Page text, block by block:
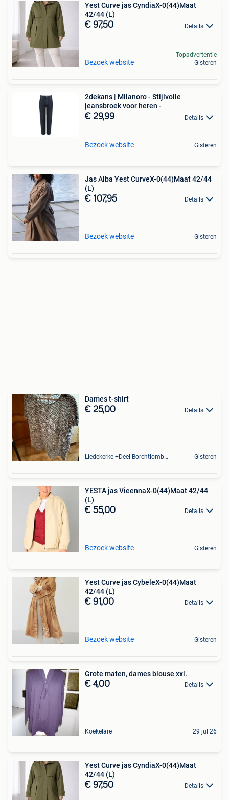
Yest Curve jas CyndiaX-0(44)Maat
42/44 (L)
€ 97,50 Details
Bezoek website
Topadvertentie
Gisteren
2dekans | Milanoro - Stijlvolle
jeansbroek voor heren -
€ 29,99 Details
Bezoek website Gisteren
Jas Alba Yest CurveX-0(44)Maat 42/44
(L)
€ 107,95 Details
Bezoek website Gisteren
Dames t-shirt
€ 25,00 Details
Liedekerke +Deel Borchtlombeek Gisteren
YESTA jas VieennaX-0(44)Maat 42/44
(L)
€ 55,00 Details
Bezoek website Gisteren
Yest Curve jas CybeleX-0(44)Maat
42/44 (L)
€ 91,00 Details
Bezoek website Gisteren
Grote maten, dames blouse xxl.
€ 4,00 Details
Koekelare 29 jul 26
Yest Curve jas CyndiaX-0(44)Maat
42/44 (L)
€ 97,50 Details